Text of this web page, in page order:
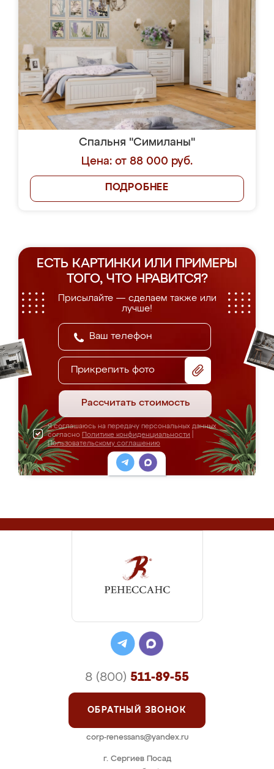
Спальня "Симиланы"
Цена: от 88 000 руб.
ПОДРОБНЕЕ
ЕСТЬ КАРТИНКИ ИЛИ ПРИМЕРЫ
ТОГО, ЧТО НРАВИТСЯ?
Присылайте — сделаем также или
лучше!
Прикрепить фото
Рассчитать стоимость
Я соглашаюсь на передачу персональных данных
согласно Политике конфиденциальности
Пользовательскому соглашению
г. Сергиев Посад
8 (800) 511-89-55
ОБРАТНЫЙ ЗВОНОК
corp-renessans@yandex.ru